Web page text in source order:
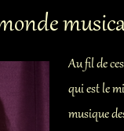
Au fil de
qui est le
musique